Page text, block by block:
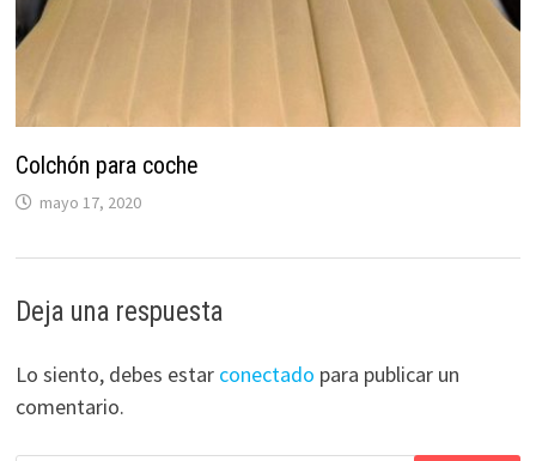
Colchón para coche
mayo 17, 2020
Deja una respuesta
Lo siento, debes estar conectado para publicar un
comentario.